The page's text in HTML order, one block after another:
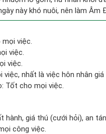
này khó nuôi, nên làm
mọi việc.
việc.
việc.
việc, nhất là việc hôn nhân
Tốt cho mọi việc.
hành, giá thú (cưới hỏi), an
công việc.